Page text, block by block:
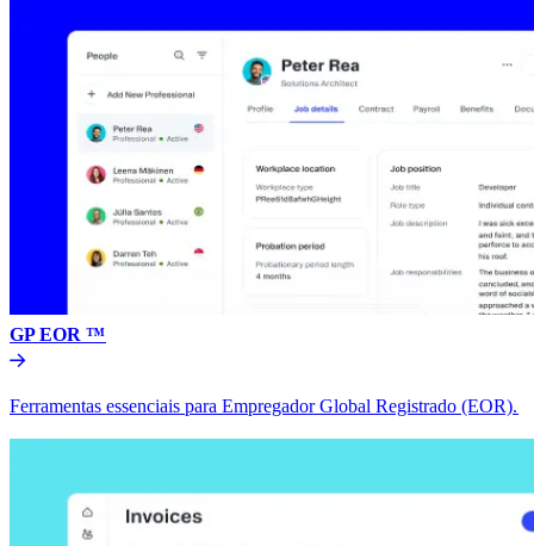
GP EOR ™​​
Ferramentas essenciais para Empregador Global Registrado (EOR).​​